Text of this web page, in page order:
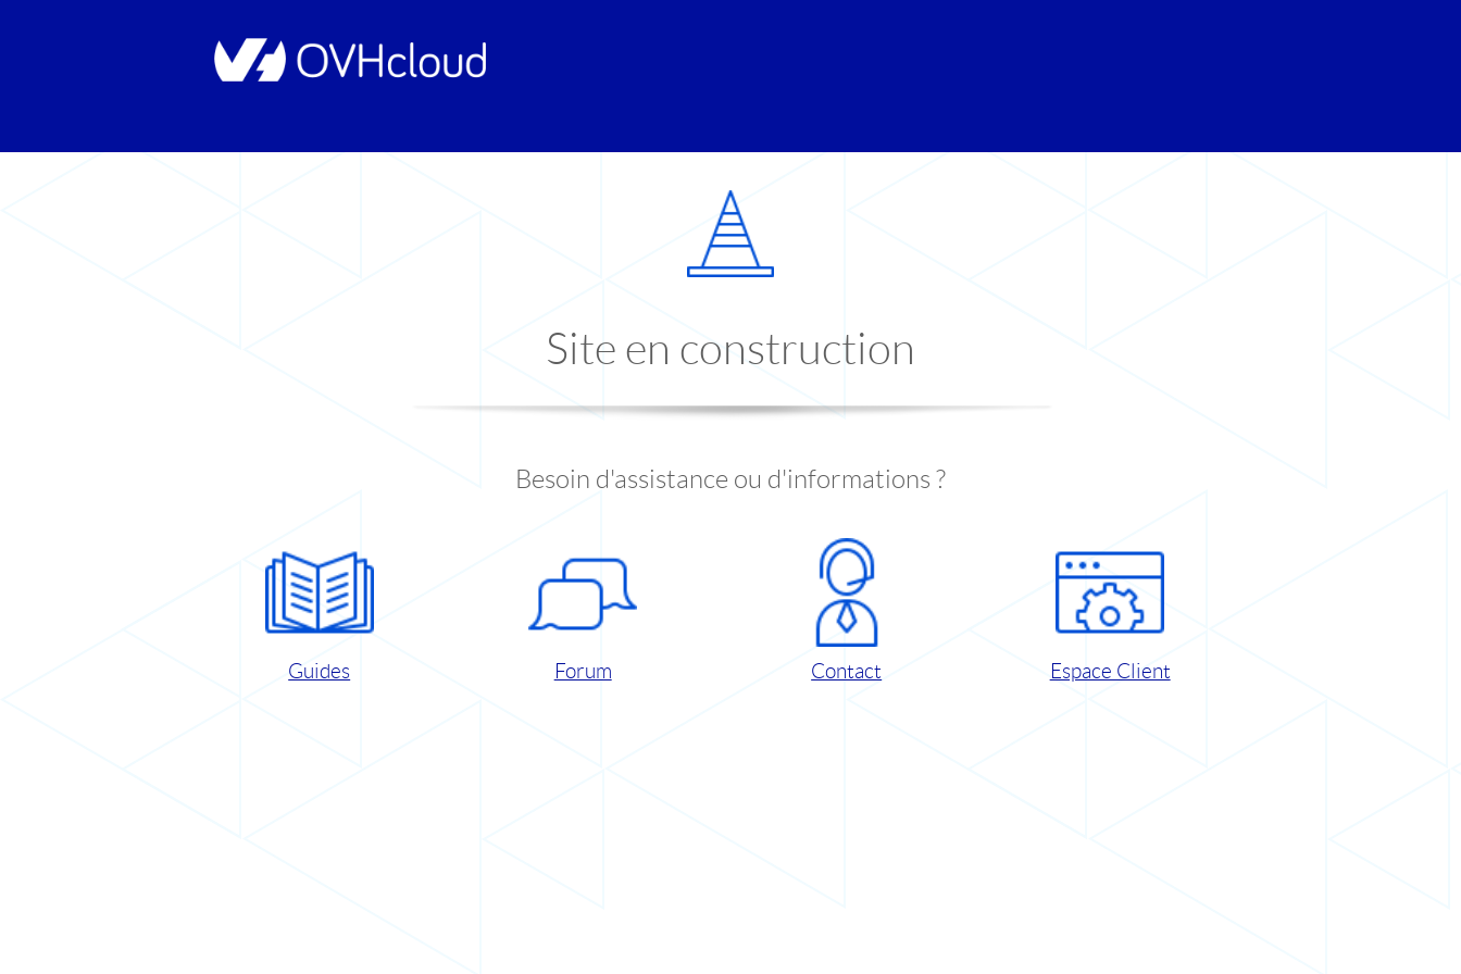
Site en construction
Besoin d'assistance ou d'informations ?
Guides Forum Contact Espace Client